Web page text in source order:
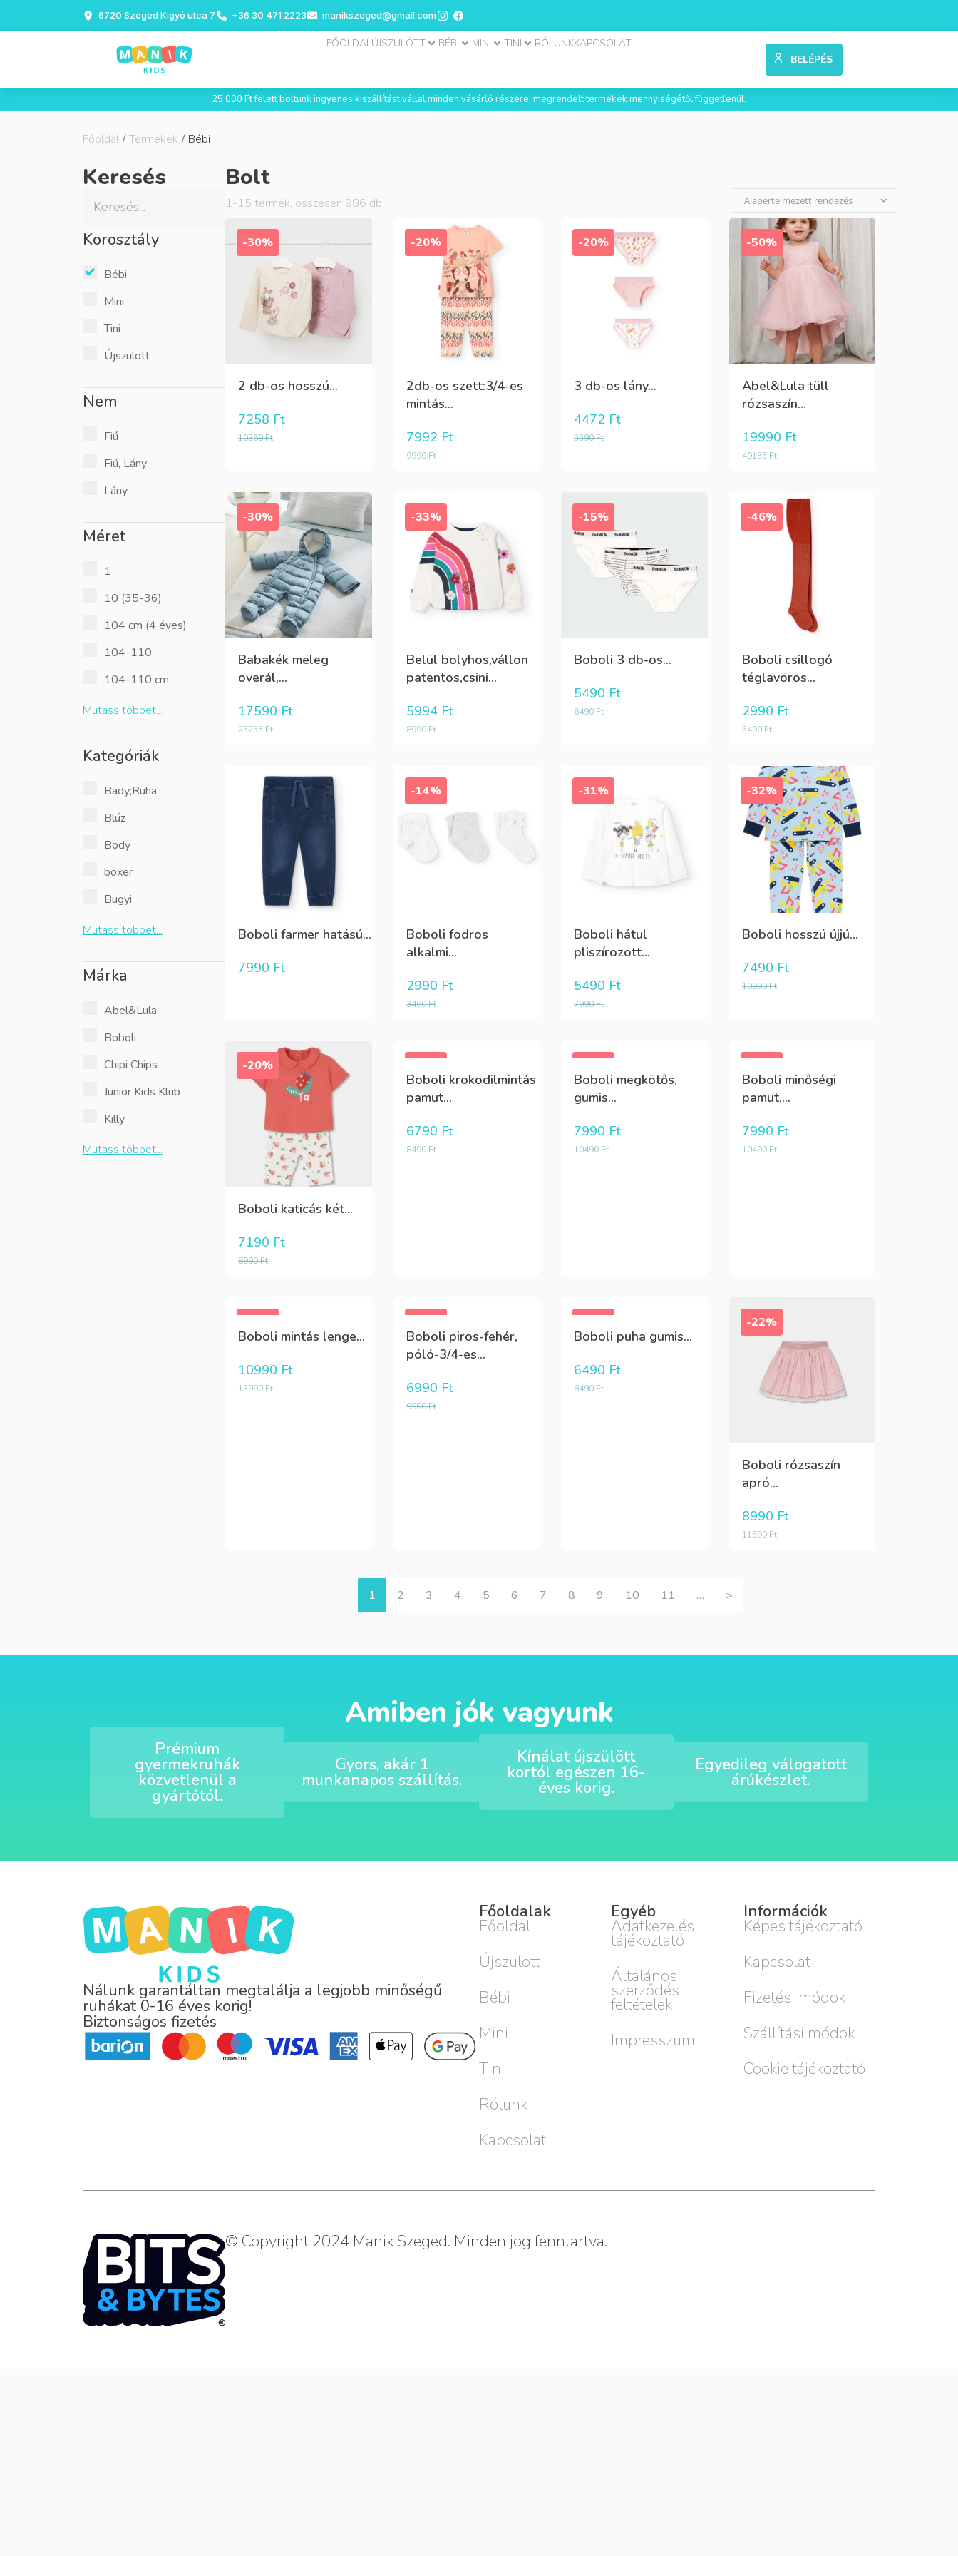
6720 Szeged Kigyó utca 7 +36 30 471 2223 manikszeged@gmail.com
FŐOLDALÚJSZÜLÖTT BÉBI MINI TINI RÓLUNKKAPCSOLAT
BELÉPÉS
25 000 Ft felett boltunk ingyenes kiszállítást vállal minden vásárló részére, megrendelt termékek mennyiségétől függetlenül.
Főoldal / Termékek / Bébi
Keresés
Korosztály
Bébi
Mini
Tini
Újszülött
Nem
Fiú
Fiú, Lány
Lány
Méret
1
10 (35-36)
104 cm (4 éves)
104-110
104-110 cm
Mutass többet...
Kategóriák
Bady;Ruha
Blúz
Body
boxer
Bugyi
Mutass többet...
Márka
Abel&Lula
Boboli
Chipi Chips
Junior Kids Klub
Killy
Mutass többet...
Bolt
1-15 termék, összesen 986 db Alapértelmezett rendezés
-30%
2 db-os hosszú...
10369Ft
7258 Ft
-20%
2db-os szett:3/4-es
mintás...
9990Ft
7992 Ft
-20%
3 db-os lány...
5590Ft
4472 Ft
-50%
Abel&Lula tüll
rózsaszín...
40135Ft
19990 Ft
-30%
Babakék meleg
overál,...
25255Ft
17590 Ft
-33%
Belül bolyhos,vállon
patentos,csini...
8990Ft
5994 Ft
-15%
Boboli 3 db-os...
6490Ft
5490 Ft
-46%
Boboli csillogó
téglavörös...
5490Ft
2990 Ft
Boboli farmer hatású...
7990 Ft
-14%
Boboli fodros
alkalmi...
3490Ft
2990 Ft
-31%
Boboli hátul
pliszírozott...
7990Ft
5490 Ft
-32%
Boboli hosszú újjú...
10990Ft
7490 Ft
-20%
Boboli katicás két...
8990Ft
7190 Ft
Boboli krokodilmintás
pamut...
8490Ft
6790 Ft
Boboli megkötős,
gumis...
10490Ft
7990 Ft
Boboli minőségi
pamut,...
10490Ft
7990 Ft
Boboli mintás lenge...
13990Ft
10990 Ft
Boboli piros-fehér,
póló-3/4-es...
9990Ft
6990 Ft
Boboli puha gumis...
8490Ft
6490 Ft
-22%
Boboli rózsaszín
apró...
11590Ft
8990 Ft
1 2 3 4 5 6 7 8 9 10 11 … >
Amiben jók vagyunk
Prémium
gyermekruhák
közvetlenül a
gyártótól.
Gyors, akár 1
munkanapos szállítás.
Kínálat újszülött
kortól egészen 16-
éves korig.
Egyedileg válogatott
árúkészlet.
Nálunk garantáltan megtalálja a legjobb minőségű
ruhákat 0-16 éves korig!
Biztonságos fizetés
Főoldalak
Főoldal
Újszülött
Bébi
Mini
Tini
Rólunk
Kapcsolat
Egyéb
Adatkezelési
tájékoztató
Általános
szerződési
feltételek
Impresszum
Információk
Képes tájékoztató
Kapcsolat
Fizetési módok
Szállítási módok
Cookie tájékoztató
© Copyright 2024 Manik Szeged. Minden jog fenntartva.